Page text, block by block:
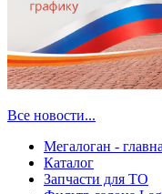
Все новости...
Мегалоган -
Каталог
Запчасти для ТО